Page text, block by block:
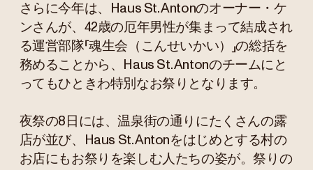
さらに今年は、Haus St. Antonのオーナー・ケ
ンさんが、42歳の厄年男性が集まって結成され
る運営部隊「魂生会（こんせいかい）」の総括を
務めることから、Haus St. Antonのチームにと
ってもひときわ特別なお祭りとなります。
夜祭の8日には、温泉街の通りにたくさんの露
店が並び、Haus St. Antonをはじめとする村の
お店にもお祭りを楽しむ人たちの姿が。祭りの